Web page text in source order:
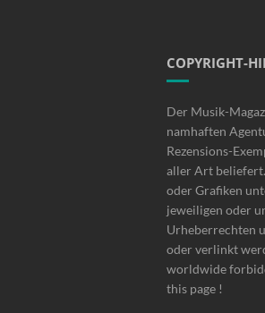
COPYRIGHT-
Der Musik-
namhaften
Rezensions-
aller Art
oder Grafiken
jeweiligen oder
Urheberrechten
oder verlinkt
worldwide
this page !